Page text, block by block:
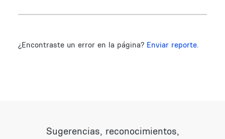
¿Encontraste un error en la página? Enviar reporte.
Sugerencias, reconocimientos,